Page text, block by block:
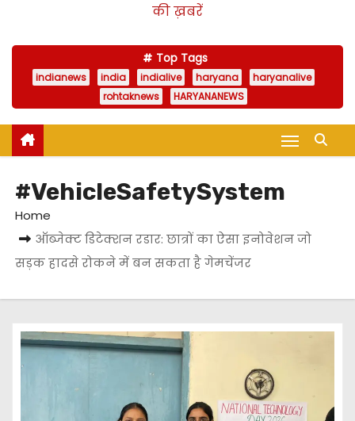
की ख़बरें
Top Tags
indianews india indialive haryana
haryanalive
rohtaknews
HARYANANEWS
#VehicleSafetySystem
Home
ऑब्जेक्ट डिटेक्शन रडार: छात्रों का ऐसा इनोवेशन जो
सड़क हादसे रोकने में बन सकता है गेमचेंजर